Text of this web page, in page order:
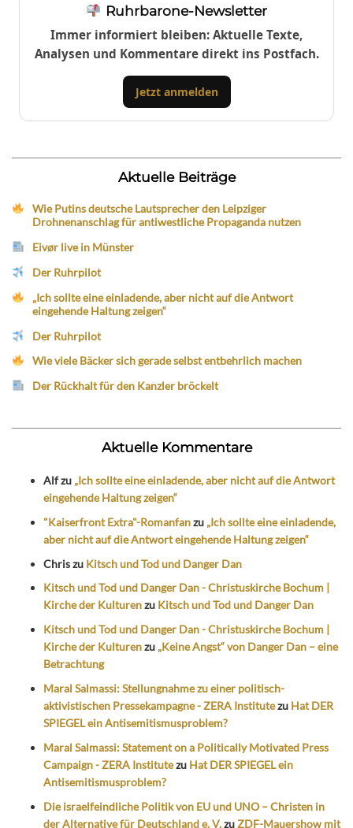
Ruhrbarone-Newsletter
Immer informiert bleiben: Aktuelle Texte,
Analysen und Kommentare direkt ins Postfach.
Jetzt anmelden
Aktuelle Beiträge
Wie Putins deutsche Lautsprecher den Leipziger
Drohnenanschlag für antiwestliche Propaganda nutzen
Eivør live in Münster
Der Ruhrpilot
„Ich sollte eine einladende, aber nicht auf die Antwort
eingehende Haltung zeigen“
Der Ruhrpilot
Wie viele Bäcker sich gerade selbst entbehrlich machen
Der Rückhalt für den Kanzler bröckelt
Aktuelle Kommentare
Alfzu „Ich sollte eine einladende, aber nicht auf die Antwort
eingehende Haltung zeigen“
"Kaiserfront Extra"-Romanfanzu „Ich sollte eine einladende,
aber nicht auf die Antwort eingehende Haltung zeigen“
Chriszu Kitsch und Tod und Danger Dan
Kitsch und Tod und Danger Dan - Christuskirche Bochum |
Kirche der Kulturenzu Kitsch und Tod und Danger Dan
Kitsch und Tod und Danger Dan - Christuskirche Bochum |
Kirche der Kulturenzu „Keine Angst“ von Danger Dan – eine
Betrachtung
Maral Salmassi: Stellungnahme zu einer politisch-
aktivistischen Pressekampagne - ZERA Institutezu Hat DER
SPIEGEL ein Antisemitismusproblem?
Maral Salmassi: Statement on a Politically Motivated Press
Campaign - ZERA Institutezu Hat DER SPIEGEL ein
Antisemitismusproblem?
Die israelfeindliche Politik von EU und UNO – Christen in
der Alternative für Deutschland e. V.zuZDF-Mauershow mit